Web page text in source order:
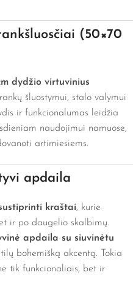
(50×70
dydžio virtuvinius
šluostymui, stalo valymui
ir funkcionalumas leidžia
naudojimui namuose,
artimiesiems.
apdaila
kraštai, kurie
ir po daugelio skalbimų.
apdaila su siuvinėtu
bohemišką akcentą. Tokia
tik funkcionaliais, bet ir